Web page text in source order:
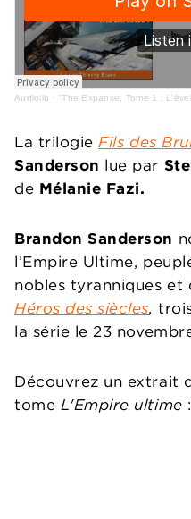
Audiolib · "The Expanse, Tome 1 : L'éveil du
La trilogieFils des
Sanderson lue par
de Mélanie Fazi.
Brandon Sanderson
l’Empire Ultime,
nobles tyranniques
Héros des siècles,
la série le 23
Découvrez un extrait
tome L'Empire ultime :